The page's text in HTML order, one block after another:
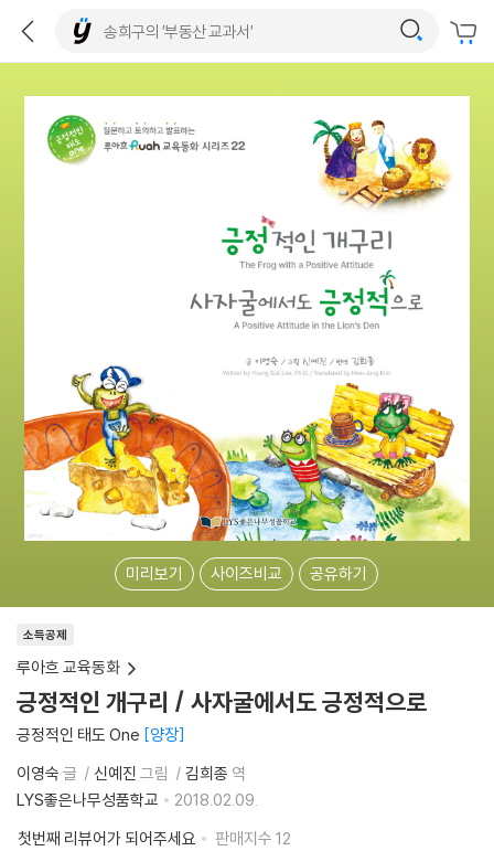
미리보기 사이즈비교 공유하기
소득공제
루아흐 교육동화
긍정적인 개구리 / 사자굴에서도 긍정적으로
긍정적인 태도 One 양장
이영숙 글 신예진 그림 김희종 역
LYS좋은나무성품학교
2018.02.09.
첫번째 리뷰어가 되어주세요
판매지수 12